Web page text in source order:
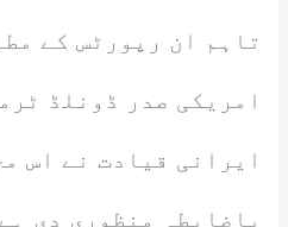
تاہم ان رپورٹس کے
امریکی صدر ڈونلڈ
ایرانی قیادت نے اس
باضابطہ منظوری دی